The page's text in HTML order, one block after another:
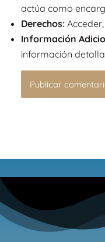
actúa como
Derechos:
Información
información